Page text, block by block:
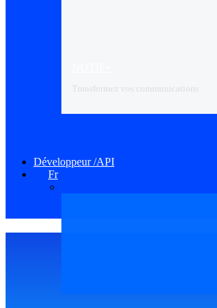
Transformez vos communications
Développeur /API
Fr